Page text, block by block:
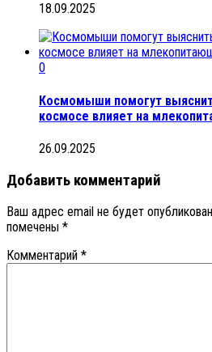
18.09.2025
0
Космомыши помогут
космосе влияет на
26.09.2025
Добавить комментарий
Ваш адрес email не будет
помечены *
Комментарий *